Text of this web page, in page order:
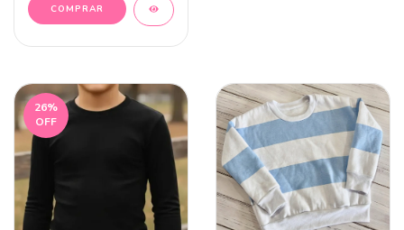
COMPRAR
26%
OFF